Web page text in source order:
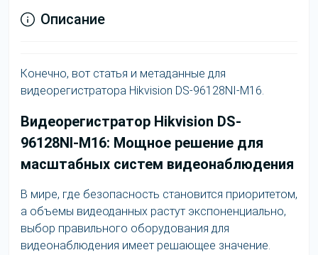
Описание
Конечно, вот статья и метаданные для
видеорегистратора Hikvision DS-96128NI-M16.
Видеорегистратор Hikvision DS-
96128NI-M16: Мощное решение для
масштабных систем видеонаблюдения
В мире, где безопасность становится приоритетом,
а объемы видеоданных растут экспоненциально,
выбор правильного оборудования для
видеонаблюдения имеет решающее значение.